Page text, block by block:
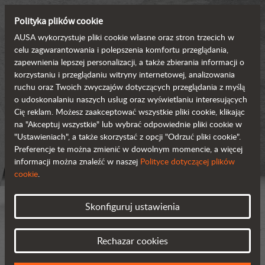
Polityka plików cookie
AUSA wykorzystuje pliki cookie własne oraz stron trzecich w
celu zagwarantowania i polepszenia komfortu przeglądania,
zapewnienia lepszej personalizacji, a także zbierania informacji o
korzystaniu i przeglądaniu witryny internetowej, analizowania
ruchu oraz Twoich zwyczajów dotyczących przeglądania z myślą
o udoskonalaniu naszych usług oraz wyświetlaniu interesujących
Cię reklam. Możesz zaakceptować wszystkie pliki cookie, klikając
na "Akceptuj wszystkie" lub wybrać odpowiednie pliki cookie w
"Ustawieniach", a także skorzystać z opcji "Odrzuć pliki cookie".
Preferencje te można zmienić w dowolnym momencie, a więcej
informacji można znaleźć w naszej Polityce dotyczącej plików
cookie.
Skonfiguruj ustawienia
Rechazar cookies